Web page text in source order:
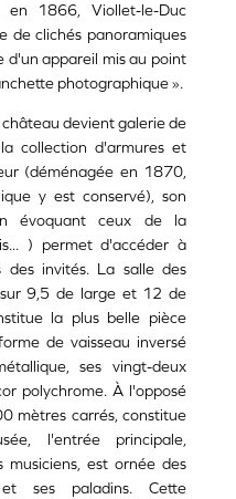
en 1866, Viollet-le-Duc
de clichés panoramiques
d'un appareil mis au point
photographique ».
devient galerie de
collection d'armures et
(déménagée en 1870,
y est conservé), son
évoquant ceux de la
) permet d'accéder à
invités. La salle des
9,5 de large et 12 de
la plus belle pièce
de vaisseau inversé
ses vingt-deux
polychrome. À l'opposé
mètres carrés, constitue
l'entrée principale,
est ornée des
ses paladins. Cette